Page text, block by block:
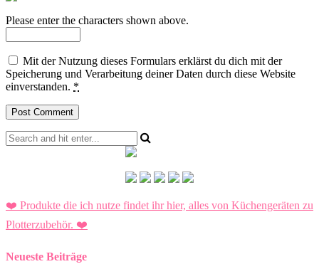
Please enter the characters shown above.
Mit der Nutzung dieses Formulars erklärst du dich mit der
Speicherung und Verarbeitung deiner Daten durch diese Website
einverstanden. *
❤️ Produkte die ich nutze findet ihr hier, alles von Küchengeräten zu
Plotterzubehör. ❤️
Neueste Beiträge